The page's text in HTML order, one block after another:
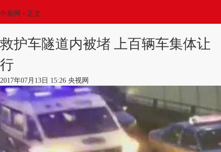
中新网 • 正文
救护车隧道内被堵 上百辆车集体让
行
2017年07月13日 15:26 央视网